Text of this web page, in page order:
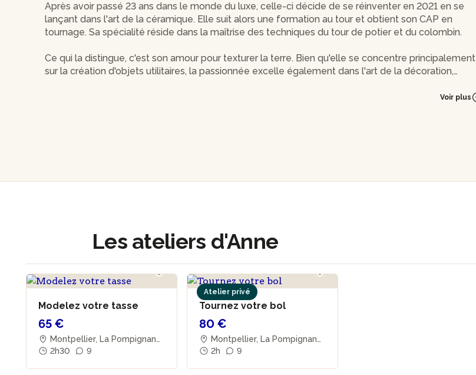
Après avoir passé 23 ans dans le monde du luxe, celle-ci décide de se réinventer en 2021 en se
lançant dans l'art de la céramique. Elle suit alors une formation au tour et obtient son CAP en
tournage. Sa spécialité réside dans la maîtrise des techniques du tour de potier et du colombin.
Ce qui la distingue, c'est son amour pour texturer la terre. Bien qu'elle se concentre principalement
sur la création d'objets utilitaires, la passionnée excelle également dans l'art de la décoration,
Voir plus
Les ateliers d'Anne
Modelez votre tasse
65 €
Montpellier, La Pompignane
2h30
9
Atelier privé
Tournez votre bol
80 €
Montpellier, La Pompignane
2h
9